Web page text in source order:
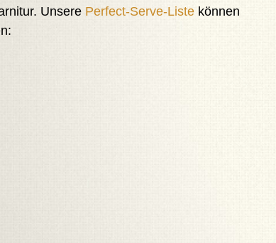
Unsere Perfect-Serve-Liste können